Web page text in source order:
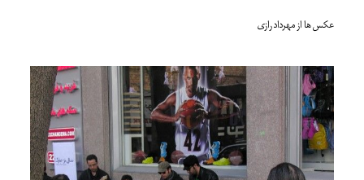
عکس ها از مهرداد رازی